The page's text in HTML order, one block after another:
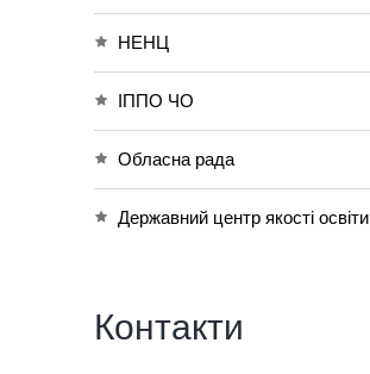
НЕНЦ
ІППО ЧО
Обласна рада
Державний центр якості освіти
Контакти